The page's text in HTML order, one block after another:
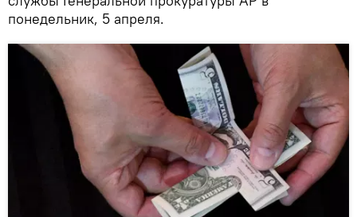
понедельник, 5 апреля.